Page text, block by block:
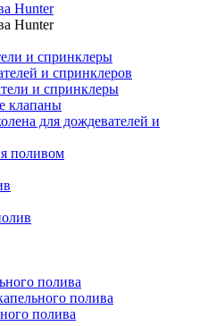
Hunter
Hunter
и спринклеры
и спринклеров
и спринклеры
клапаны
для дождевателей и
поливом
полива
полива
полива